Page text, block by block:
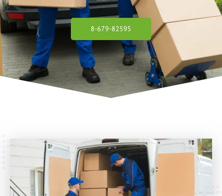
8-679-82595